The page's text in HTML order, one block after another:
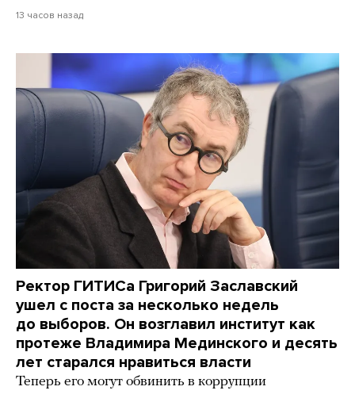
13 часов назад
Ректор ГИТИСа Григорий Заславский
ушел с поста за несколько недель
до выборов. Он возглавил институт как
протеже Владимира Мединского и десять
лет старался нравиться власти
Теперь его могут обвинить в коррупции